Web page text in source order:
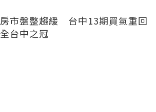
房市盤整趨緩 台中13期買氣重回
全台中之冠